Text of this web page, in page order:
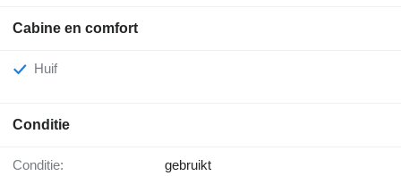
Cabine en comfort
Huif
Conditie
Conditie: gebruikt